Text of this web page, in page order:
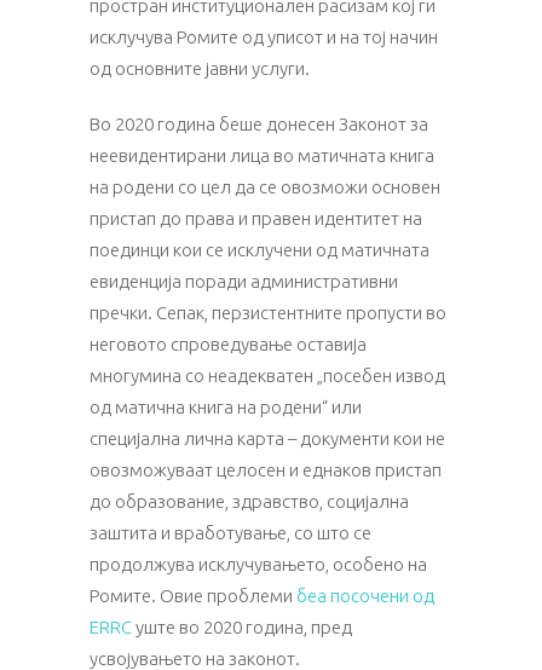
простран институционален расизам кој ги
исклучува Ромите од уписот и на тој начин
од основните јавни услуги.
Во 2020 година беше донесен Законот за
неевидентирани лица во матичната книга
на родени со цел да се овозможи основен
пристап до права и правен идентитет на
поединци кои се исклучени од матичната
евиденција поради административни
пречки. Сепак, перзистентните пропусти во
неговото спроведување оставија
многумина со неадекватен „посебен извод
од матична книга на родени“ или
специјална лична карта – документи кои не
овозможуваат целосен и еднаков пристап
до образование, здравство, социјална
заштита и вработување, со што се
продолжува исклучувањето, особено на
Ромите. Овие проблеми беа посочени од
ERRCуште во 2020 година, пред
усвојувањето на законот.